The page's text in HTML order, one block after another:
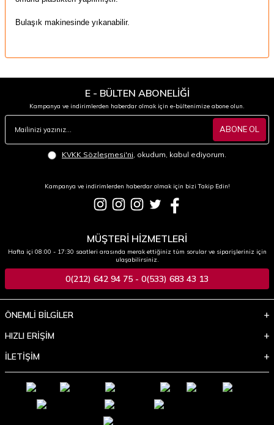
Bulaşık makinesinde yıkanabilir.
E - BÜLTEN ABONELİĞİ
Kampanya ve indirimlerden haberdar olmak için e-bültenimize abone olun.
ABONE OL
KVKK Sözleşmesi'ni , okudum, kabul ediyorum.
Kampanya ve indirimlerden haberdar olmak için bizi Takip Edin!
MÜŞTERİ HİZMETLERİ
Hafta içi 08:00 - 17:30 saatleri arasında merak ettiğiniz tüm sorular ve siparişleriniz için
ulaşabilirsiniz.
0(212) 642 94 75 - 0(533) 683 43 13
ÖNEMLİ BİLGİLER
HIZLI ERİŞİM
İLETİŞİM